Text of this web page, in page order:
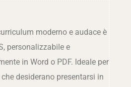
moderno e audace è
personalizzabile e
in Word o PDF. Ideale per
desiderano presentarsi in